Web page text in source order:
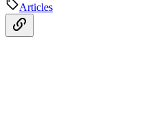
Articles